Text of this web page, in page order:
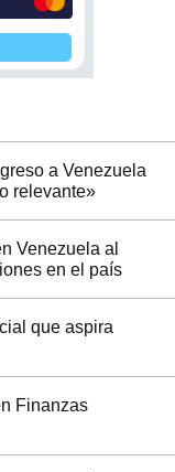
a Venezuela
relevante»
Venezuela al
en el país
que aspira
Finanzas